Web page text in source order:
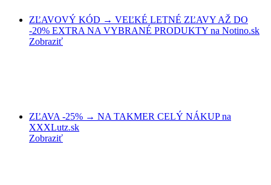
ZĽAVOVÝ KÓD → VEĽKÉ LETNÉ ZĽAVY AŽ DO
-20% EXTRA NA VYBRANÉ PRODUKTY na Notino.sk
Zobraziť
ZĽAVA -25% → NA TAKMER CELÝ NÁKUP na
XXXLutz.sk
Zobraziť